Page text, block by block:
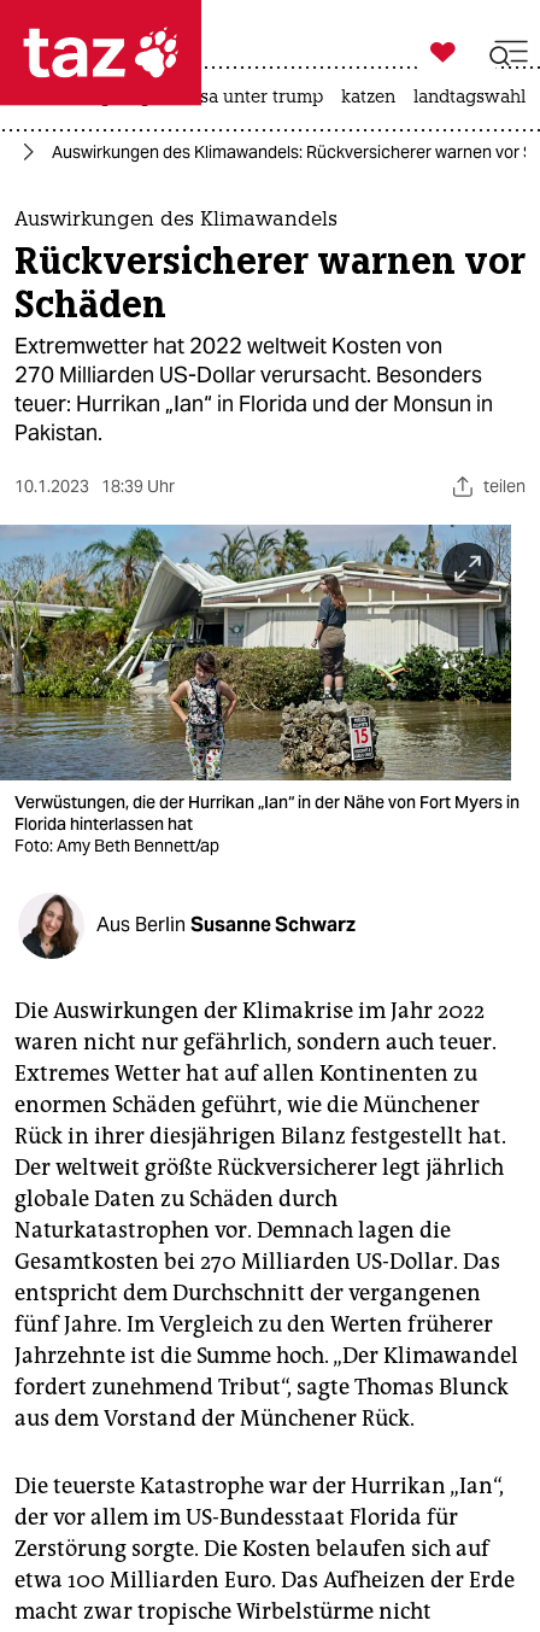
 taz zahl ich
taz zahl ich
themen
politik
öko
gesellschaft
kultur
sport
berlin
nord
wahrheit
verlag
verlag
veranstaltungen
shop
fragen & hilfe
unterstützen
genossenschaft
epaper login

taz zahl ich
usa unter trump katzen landtagswahl
Auswirkungen des Klimawandels: Rückversicherer warnen vor
Auswirkungen des Klimawandels
Rückversicherer warnen vor
Schäden
Extremwetter hat 2022 weltweit Kosten von
270 Mil­liarden US-Dollar verursacht. Besonders
teuer: Hurrikan „Ian“ in Florida und der Monsun in
Pakistan.
10.1.2023 18:39 Uhr teilen
Verwüstungen, die der Hurrikan „Ian“ in der Nähe von Fort Myers in
Florida hinterlassen hat
Foto: Amy Beth Bennett/ap
Aus Berlin Susanne Schwarz
Die Auswirkungen der Klimakrise im Jahr 2022
waren nicht nur gefährlich, sondern auch teuer.
Extremes Wetter hat auf allen Kontinenten zu
enormen Schäden geführt, wie die Münchener
Rück in ihrer diesjährigen Bilanz festgestellt hat.
Der weltweit größte Rückversicherer legt jährlich
globale Daten zu Schäden durch
Naturkatastrophen vor. Demnach lagen die
Gesamtkosten bei 270 Milliarden US-Dollar. Das
entspricht dem Durchschnitt der vergangenen
fünf Jahre. Im Vergleich zu den Werten früherer
Jahrzehnte ist die Summe hoch. „Der Klimawandel
fordert zunehmend Tribut“, sagte Thomas Blunck
aus dem Vorstand der Münchener Rück.
Die teuerste Katastrophe war der Hurrikan „Ian“,
der vor allem im US-Bundesstaat Florida für
Zerstörung sorgte. Die Kosten belaufen sich auf
etwa 100 Milliarden Euro. Das Aufheizen der Erde
macht zwar tropische Wirbelstürme nicht